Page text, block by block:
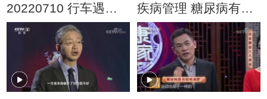
20220710 行车遇积
水路段 能不能通行？
疾病管理 糖尿病有哪
些危害？